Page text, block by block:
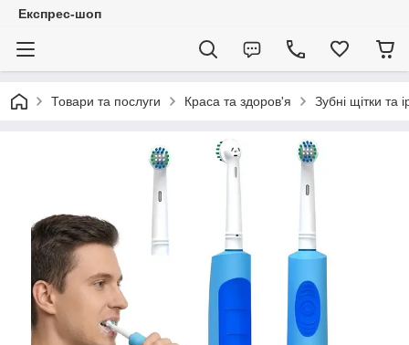
Експрес-шоп
Товари та послуги Краса та здоров'я Зубні щітки та